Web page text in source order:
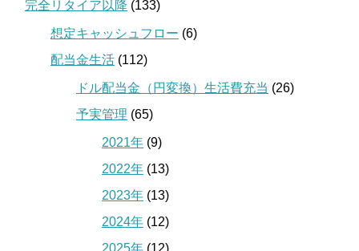
完全リタイア以降 (133)
想定キャッシュフロー (6)
配当金生活 (112)
ドル配当金（円変換）生活費充当 (26)
予実管理 (65)
2021年 (9)
2022年 (13)
2023年 (13)
2024年 (12)